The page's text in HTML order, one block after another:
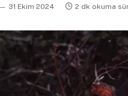
31 Ekim 2024 2 dk okuma